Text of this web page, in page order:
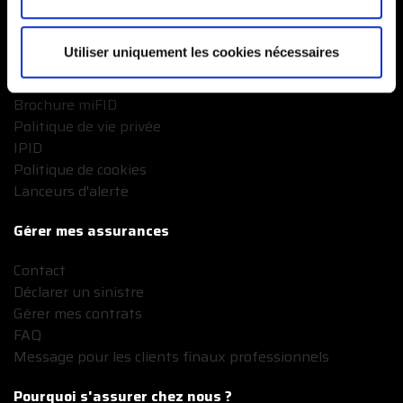
Utiliser uniquement les cookies nécessaires
Conditions générales
Critères de Segmentation
Brochure miFID
Politique de vie privée
IPID
Politique de cookies
Lanceurs d'alerte
Gérer mes assurances
Contact
Déclarer un sinistre
Gérer mes contrats
FAQ
Message pour les clients finaux professionnels
Pourquoi s'assurer chez nous ?